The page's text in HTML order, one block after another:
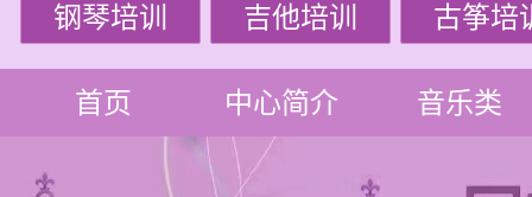
钢琴培训 吉他培训 古筝培
首页 中心简介 音乐类